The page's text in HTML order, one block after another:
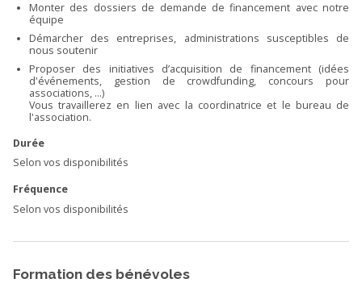
Monter des dossiers de demande de financement avec notre
équipe
Démarcher des entreprises, administrations susceptibles de
nous soutenir
Proposer des initiatives d’acquisition de financement (idées
d'événements, gestion de crowdfunding, concours pour
associations, …)
Vous travaillerez en lien avec la coordinatrice et le bureau de
l'association.
Durée
Selon vos disponibilités
Fréquence
Selon vos disponibilités
Formation des bénévoles